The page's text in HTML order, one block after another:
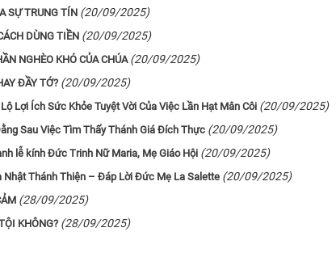
SỰ TRUNG TÍN (20/09/2025)
DÙNG TIỀN (20/09/2025)
NGHÈO KHÓ CỦA CHÚA (20/09/2025)
ĐẦY TỚ? (20/09/2025)
Lợi Ích Sức Khỏe Tuyệt Vời Của Việc Lần Hạt Mân Côi (20/09/2025)
Sau Việc Tìm Thấy Thánh Giá Đích Thực (20/09/2025)
lễ kính Đức Trinh Nữ Maria, Mẹ Giáo Hội (20/09/2025)
Nhật Thánh Thiện – Đáp Lời Đức Mẹ La Salette (20/09/2025)
(28/09/2025)
KHÔNG? (28/09/2025)